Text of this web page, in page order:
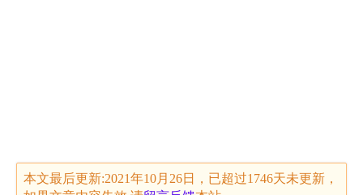
本文最后更新:2021年10月26日，已超过1746天未更新，